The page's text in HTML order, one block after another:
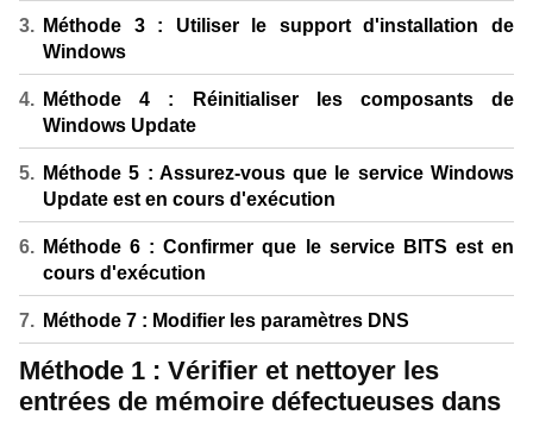
Méthode 3 : Utiliser le support d'installation de
Windows
Méthode 4 : Réinitialiser les composants de
Windows Update
Méthode 5 : Assurez-vous que le service Windows
Update est en cours d'exécution
Méthode 6 : Confirmer que le service BITS est en
cours d'exécution
Méthode 7 : Modifier les paramètres DNS
Méthode 1 : Vérifier et nettoyer les
entrées de mémoire défectueuses dans